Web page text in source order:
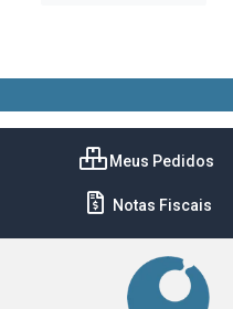
Meus Pedidos
Notas Fiscais